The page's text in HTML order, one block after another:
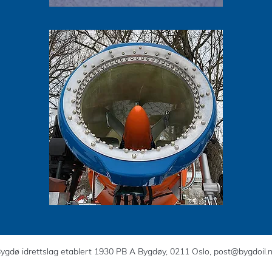
idrettslag etablert 1930 PB A Bygdøy, 0211 Oslo,